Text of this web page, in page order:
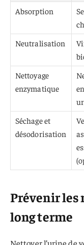
Absorption
Neutralisation
Nettoyage
enzymatique
Séchage et
désodorisation
Prévenir les
long terme